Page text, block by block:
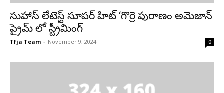
సుహాస్ లేటెస్ట్ సూపర్ హిట్ ‘గొర్రె పురాణం అమెజాన్
ప్రైమ్ లో స్ట్రీమింగ్
Tfja Team - November 9, 2024 0